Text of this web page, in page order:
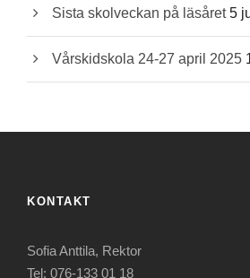
Sista skolveckan på läsåret 5
Vårskidskola 24-27 april 2025
KONTAKT
Sofia Anttila, Rektor
Tel: 076-133 01 18